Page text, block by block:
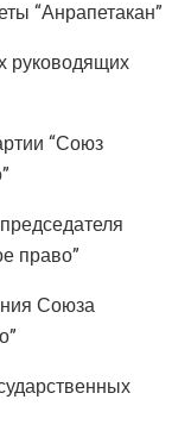
“Анрапетакан”
руководящих
“Союз
право”
Союза